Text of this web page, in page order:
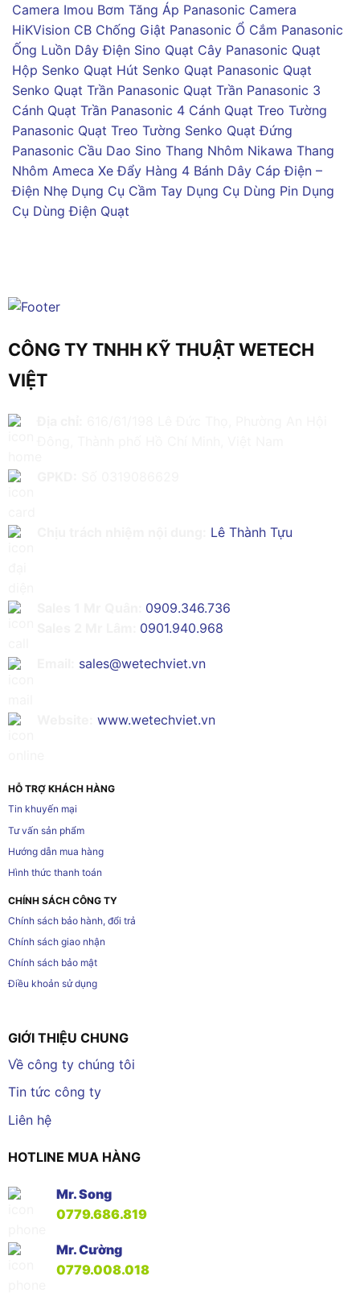
Camera Imou Bơm Tăng Áp Panasonic Camera
HiKVision CB Chống Giật Panasonic Ổ Cắm Panasonic
Ống Luồn Dây Điện Sino Quạt Cây Panasonic Quạt
Hộp Senko Quạt Hút Senko Quạt Panasonic Quạt
Senko Quạt Trần Panasonic Quạt Trần Panasonic 3
Cánh Quạt Trần Panasonic 4 Cánh Quạt Treo Tường
Panasonic Quạt Treo Tường Senko Quạt Đứng
Panasonic Cầu Dao Sino Thang Nhôm Nikawa Thang
Nhôm Ameca Xe Đẩy Hàng 4 Bánh Dây Cáp Điện –
Điện Nhẹ Dụng Cụ Cầm Tay Dụng Cụ Dùng Pin Dụng
Cụ Dùng Điện Quạt
CÔNG TY TNHH KỸ THUẬT WETECH
VIỆT
Lê Thành Tựu
0909.346.736
0901.940.968
sales@wetechviet.vn
www.wetechviet.vn
HỖ TRỢ KHÁCH HÀNG
Tin khuyến mại
Tư vấn sản phẩm
Hướng dẫn mua hàng
Hình thức thanh toán
CHÍNH SÁCH CÔNG TY
Chính sách bảo hành, đổi trả
Chính sách giao nhận
Chính sách bảo mật
Điều khoản sử dụng
GIỚI THIỆU CHUNG
Về công ty chúng tôi
Tin tức công ty
Liên hệ
HOTLINE MUA HÀNG
Mr. Song
0779.686.819
Mr. Cường
0779.008.018